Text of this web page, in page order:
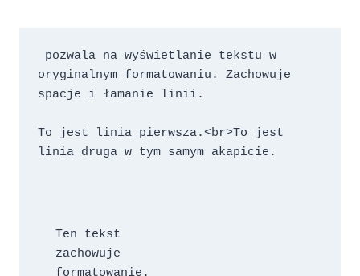
oryginalnym formatowaniu. Zachowuje
spacje i łamanie linii.
To jest linia pierwsza.<br>To jest
linia druga w tym samym akapicie.
Ten tekst
zachowuje
formatowanie.